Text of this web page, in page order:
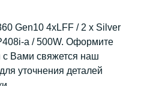
Gen10 4xLFF / 2 x Silver
a / 500W. Оформите
с Вами свяжется наш
уточнения деталей